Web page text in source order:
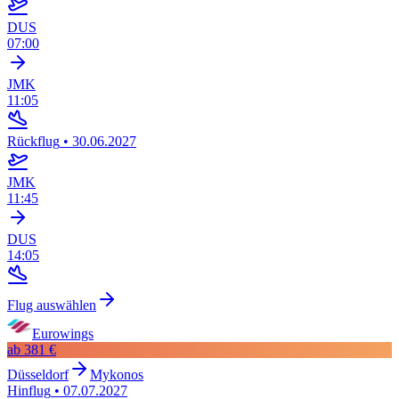
DUS
07:00
JMK
11:05
Rückflug • 30.06.2027
JMK
11:45
DUS
14:05
Flug auswählen
Eurowings
ab 381 €
Düsseldorf
Mykonos
Hinflug • 07.07.2027